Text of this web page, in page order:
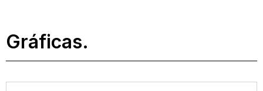
Gráficas.